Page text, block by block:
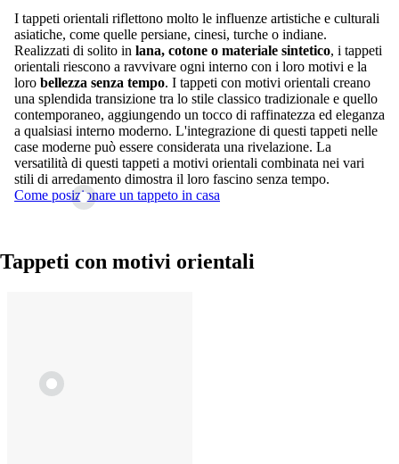
I tappeti orientali riflettono molto le influenze artistiche e culturali
asiatiche, come quelle persiane, cinesi, turche o indiane.
Realizzati di solito in lana, cotone o materiale sintetico, i tappeti
orientali riescono a ravvivare ogni interno con i loro motivi e la
loro bellezza senza tempo. I tappeti con motivi orientali creano
una splendida transizione tra lo stile classico tradizionale e quello
contemporaneo, aggiungendo un tocco di raffinatezza ed eleganza
a qualsiasi interno moderno. L'integrazione di questi tappeti nelle
case moderne può essere considerata una rivelazione. La
versatilità di questi tappeti a motivi orientali combinata nei vari
stili di arredamento dimostra il loro fascino senza tempo.
Come posizionare un tappeto in casa
Tappeti con motivi orientali